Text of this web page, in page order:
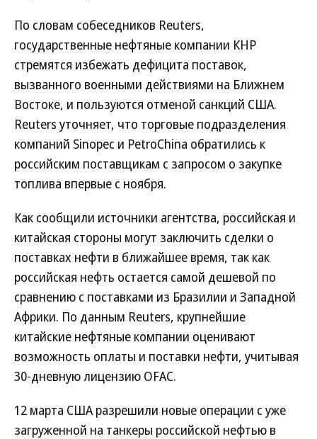
По словам собеседников Reuters,
государственные нефтяные компании КНР
стремятся избежать дефицита поставок,
вызванного военными действиями на Ближнем
Востоке, и пользуются отменой санкций США.
Reuters уточняет, что торговые подразделения
компаний Sinopec и PetroChina обратились к
российским поставщикам с запросом о закупке
топлива впервые с ноября.
Как сообщили источники агентства, российская и
китайская стороны могут заключить сделки о
поставках нефти в ближайшее время, так как
российская нефть остается самой дешевой по
сравнению с поставками из Бразилии и Западной
Африки. По данным Reuters, крупнейшие
китайские нефтяные компании оценивают
возможность оплаты и поставки нефти, учитывая
30-дневную лицензию OFAC.
12 марта США разрешили новые операции с уже
загруженной на танкеры российской нефтью в